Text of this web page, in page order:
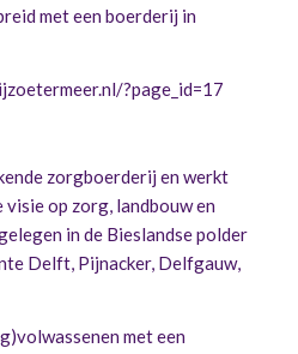
met een boerderij in
?page_id=17
zorgboerderij en werkt
op zorg, landbouw en
in de Bieslandse polder
Delft, Pijnacker, Delfgauw,
met een